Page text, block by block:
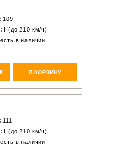
109
H(до 210 км/ч)
есть в наличии
В КОРЗИНУ
111
H(до 210 км/ч)
есть в наличии